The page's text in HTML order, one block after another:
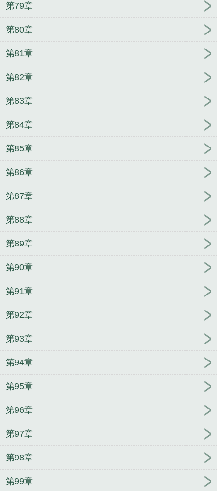
第79章
第80章
第81章
第82章
第83章
第84章
第85章
第86章
第87章
第88章
第89章
第90章
第91章
第92章
第93章
第94章
第95章
第96章
第97章
第98章
第99章